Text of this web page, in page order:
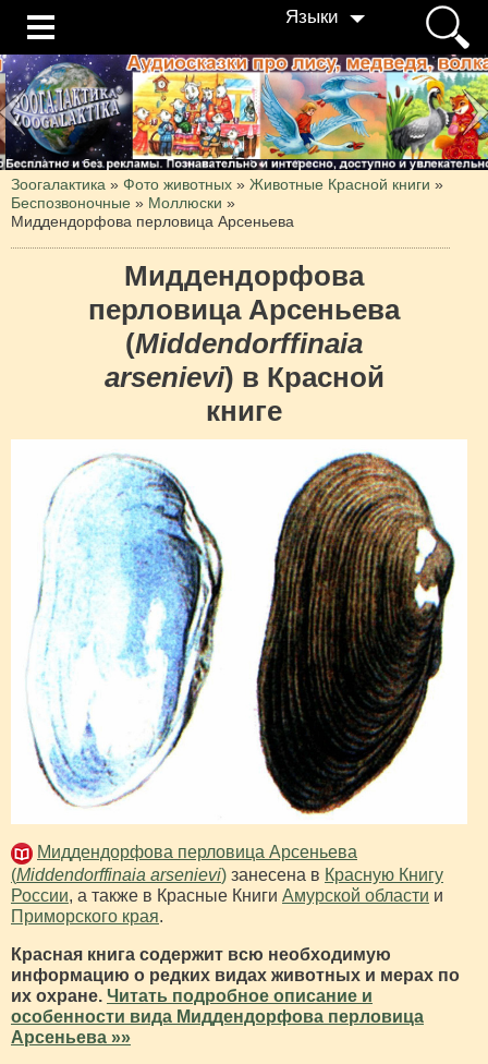
Языки
Зоогалактика » Фото животных » Животные Красной книги »
Беспозвоночные » Моллюски »
Миддендорфова перловица Арсеньева
Миддендорфова
перловица Арсеньева
(Middendorffinaia
arsenievi) в Красной
книге
Миддендорфова перловица Арсеньева
(Middendorffinaia arsenievi) занесена в Красную Книгу
России, а также в Красные Книги Амурской области и
Приморского края.
Красная книга содержит всю необходимую
информацию о редких видах животных и мерах по
их охране. Читать подробное описание и
особенности вида Миддендорфова перловица
Арсеньева »»